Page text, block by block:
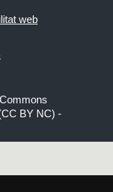
web
BY NC) -